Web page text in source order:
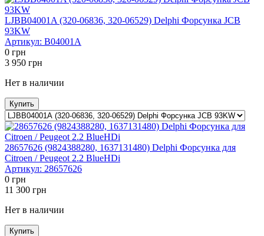
LJBB04001A (320-06836, 320-06529) Delphi Форсунка JCB
93KW
Артикул: B04001A
0 грн
3 950 грн
Нет в наличии
Купить
28657626 (9824388280, 1637131480) Delphi Форсунка для
Citroen / Peugeot 2.2 BlueHDi
Артикул: 28657626
0 грн
11 300 грн
Нет в наличии
Купить